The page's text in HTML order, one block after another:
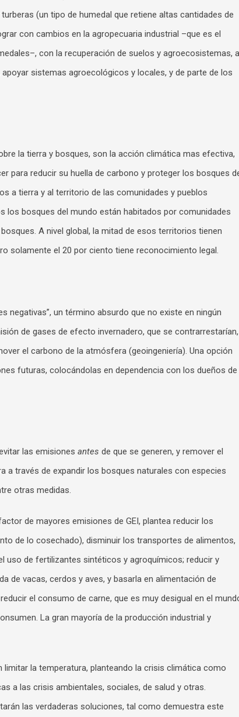
(un tipo de humedal que retiene altas cantidades de
con cambios en la agropecuaria industrial –que es el
con la recuperación de suelos y agroecosistemas, a
sistemas agroecológicos y locales, y de parte de los
la tierra y bosques, son la acción climática mas efectiva,
para reducir su huella de carbono y proteger los bosques
a tierra y al territorio de las comunidades y pueblos
los bosques del mundo están habitados por comunidades
A nivel global, la mitad de esos territorios tienen
solamente el 20 por ciento tiene reconocimiento legal.
negativas”, un término absurdo que no existe en ningún
de gases de efecto invernadero, que se contrarrestarían,
el carbono de la atmósfera (geoingeniería). Una opción
futuras, colocándolas en dependencia con los dueños de
las emisiones antes de que se generen, y remover el
a través de expandir los bosques naturales con especies
otras medidas.
de mayores emisiones de GEI, plantea reducir los
de lo cosechado), disminuir los transportes de alimentos,
uso de fertilizantes sintéticos y agroquímicos; reducir y
de vacas, cerdos y aves, y basarla en alimentación de
el consumo de carne, que es muy desigual en el
La gran mayoría de la producción industrial y
la temperatura, planteando la crisis climática como
a las crisis ambientales, sociales, de salud y otras.
las verdaderas soluciones, tal como demuestra este